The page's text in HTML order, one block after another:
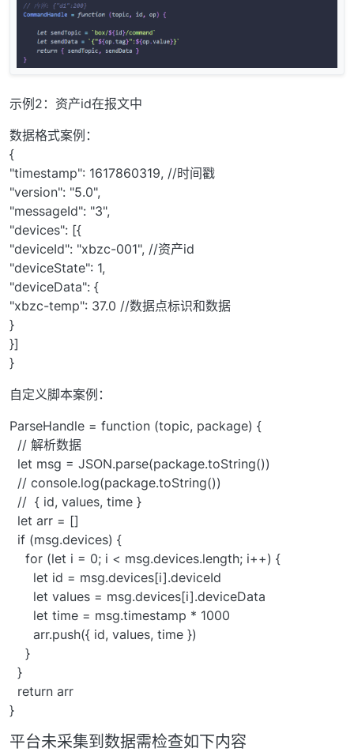
示例2：资产id在报文中
数据格式案例：
{
"timestamp": 1617860319, //时间戳
"version": "5.0",
"messageId": "3",
"devices": [{
"deviceId": "xbzc-001", //资产id
"deviceState": 1,
"deviceData": {
"xbzc-temp": 37.0 //数据点标识和数据
}
}]
}
自定义脚本案例：
ParseHandle = function (topic, package) {
// 解析数据
let msg = JSON.parse(package.toString())
// console.log(package.toString())
// { id, values, time }
let arr = []
if (msg.devices) {
for (let i = 0; i < msg.devices.length; i++) {
let id = msg.devices[i].deviceId
let values = msg.devices[i].deviceData
let time = msg.timestamp * 1000
arr.push({ id, values, time })
}
}
return arr
}
平台未采集到数据需检查如下内容